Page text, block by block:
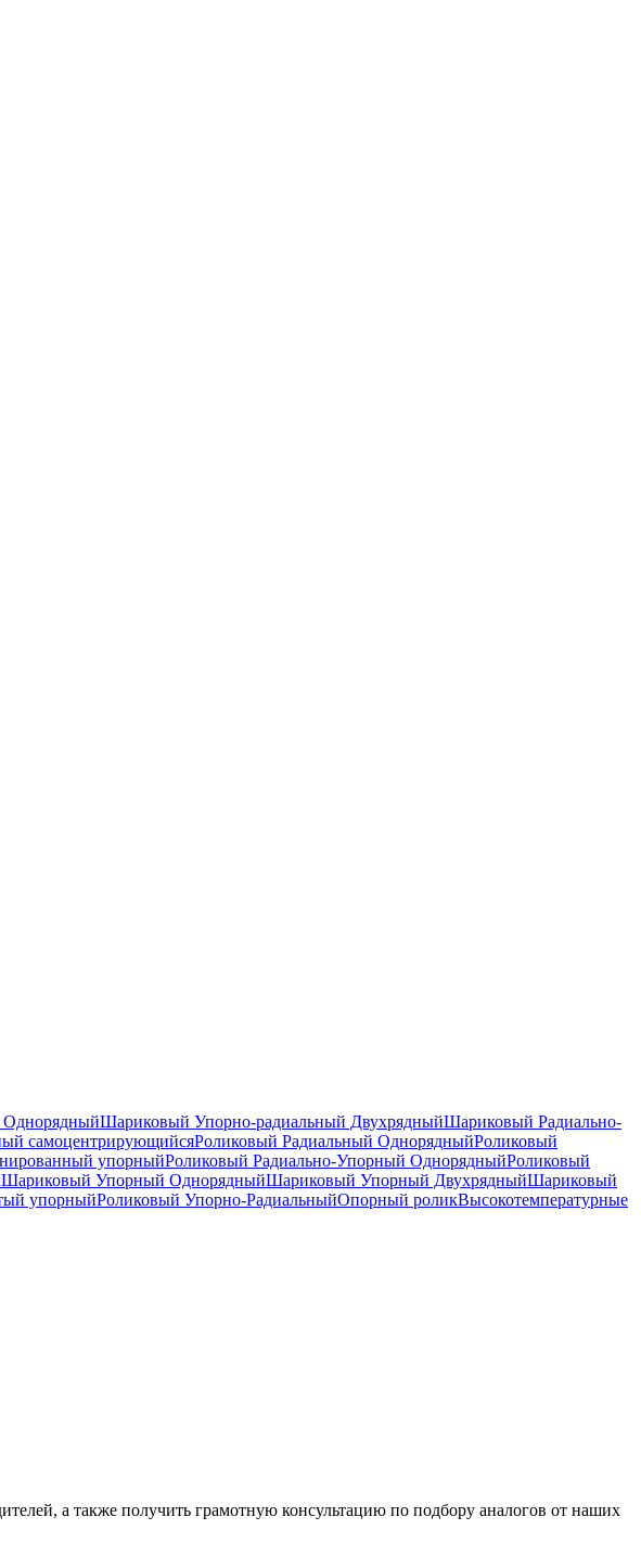
Шариковый Упорно-радиальный ДвухрядныйШариковый Радиально-
самоцентрирующийсяРоликовый Радиальный ОднорядныйРоликовый
упорныйРоликовый Радиально-Упорный ОднорядныйРоликовый
Шариковый Упорный ОднорядныйШариковый Упорный ДвухрядныйШариковый
упорныйРоликовый Упорно-РадиальныйОпорный роликВысокотемпературные
а также получить грамотную консультацию по подбору аналогов от наших